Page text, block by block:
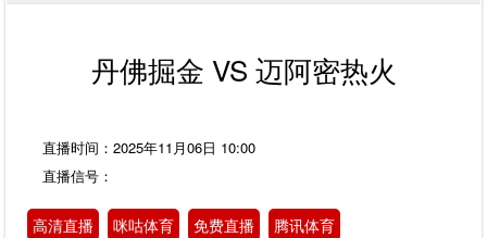
丹佛掘金 VS 迈阿密热火
直播时间：2025年11月06日 10:00
直播信号：
高清直播 咪咕体育 免费直播 腾讯体育